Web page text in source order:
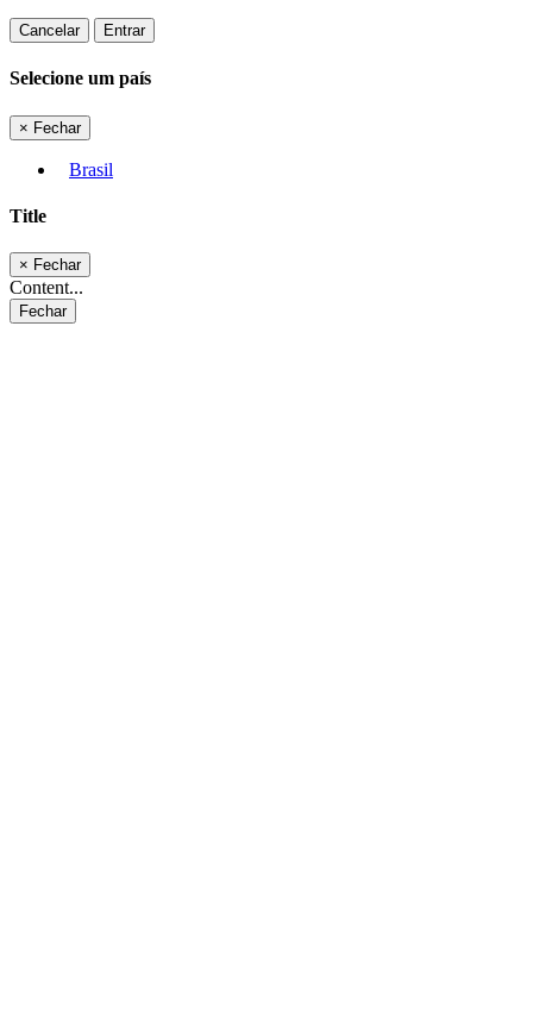
Cancelar Entrar
Selecione um país
× Fechar
Brasil
Title
× Fechar
Content...
Fechar